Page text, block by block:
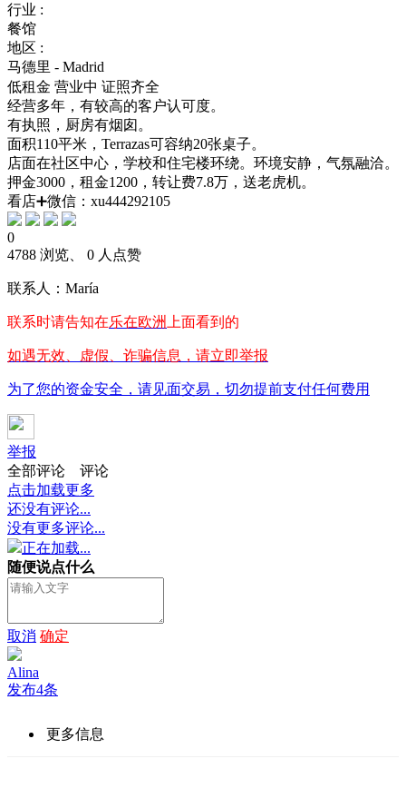
行业 :
餐馆
地区 :
马德里 - Madrid
低租金 营业中 证照齐全
经营多年，有较高的客户认可度。
有执照，厨房有烟囱。
面积110平米，Terrazas可容纳20张桌子。
店面在社区中心，学校和住宅楼环绕。环境安静，气氛融洽。
押金3000，租金1200，转让费7.8万，送老虎机。
看店➕微信：xu444292105
0
4788 浏览、 0 人点赞
联系人：María
联系时请告知在乐在欧洲 上面看到的
如遇无效、虚假、诈骗信息，请立即举报
为了您的资金安全，请见面交易，切勿提前支付任何费用
举报
全部评论
评论
点击加载更多
还没有评论...
没有更多评论...
正在加载...
随便说点什么
取消 确定
Alina
发布4条
更多信息